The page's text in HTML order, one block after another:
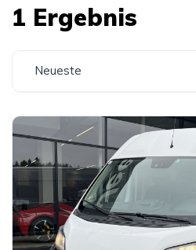
1 Ergebnis
Neueste